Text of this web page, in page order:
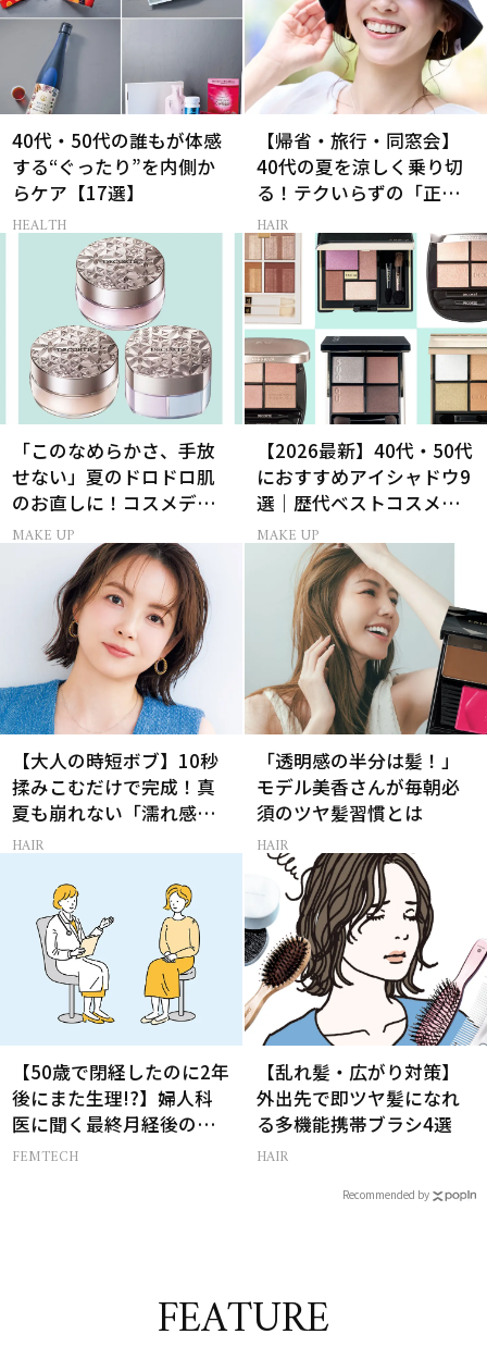
40代・50代の誰もが体感
する“ぐったり”を内側か
らケア【17選】
HEALTH
【帰省・旅行・同窓会】
40代の夏を涼しく乗り切
る！テクいらずの「正解
ヘアアレンジ」3選
HAIR
「このなめらかさ、手放
せない」夏のドロドロ肌
のお直しに！コスメデコ
ルテのパウダーが想像以
上に優秀
MAKE UP
【2026最新】40代・50代
におすすめアイシャドウ9
選｜歴代ベストコスメ受
賞まとめ
MAKE UP
【大人の時短ボブ】10秒
揉みこむだけで完成！真
夏も崩れない「濡れ感ハ
ンサムヘア」
HAIR
「透明感の半分は髪！」
モデル美香さんが毎朝必
須のツヤ髪習慣とは
HAIR
【50歳で閉経したのに2年
後にまた生理!?】婦人科
医に聞く最終月経後の出
血の対処法
FEMTECH
【乱れ髪・広がり対策】
外出先で即ツヤ髪になれ
る多機能携帯ブラシ4選
HAIR
Recommended by
FEATURE